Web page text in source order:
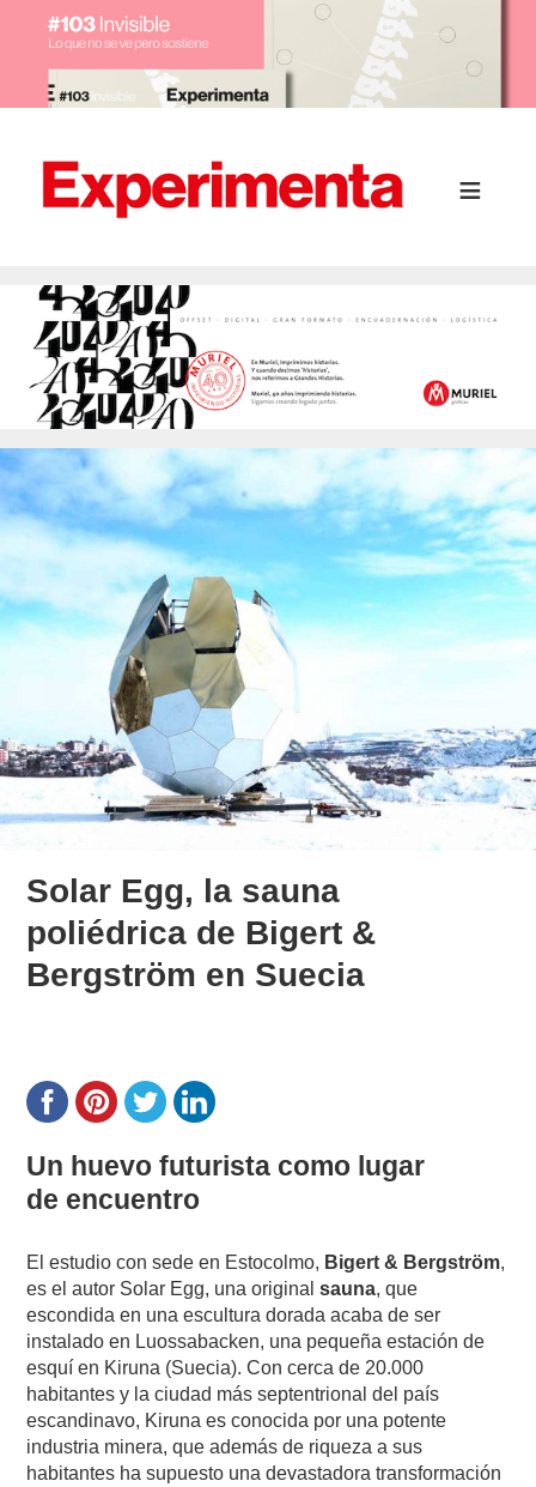
Solar Egg, la sauna
poliédrica de Bigert &
Bergström en Suecia
Un huevo futurista como lugar
de encuentro
El estudio con sede en Estocolmo, Bigert & Bergström,
es el autor Solar Egg, una originalsauna, que
escondida en una escultura dorada acaba de ser
instalado en Luossabacken, una pequeña estación de
esquí en Kiruna (Suecia). Con cerca de 20.000
habitantes y la ciudad más septentrional del país
escandinavo, Kiruna es conocida por una potente
industria minera, que además de riqueza a sus
habitantes ha supuesto una devastadora transformación